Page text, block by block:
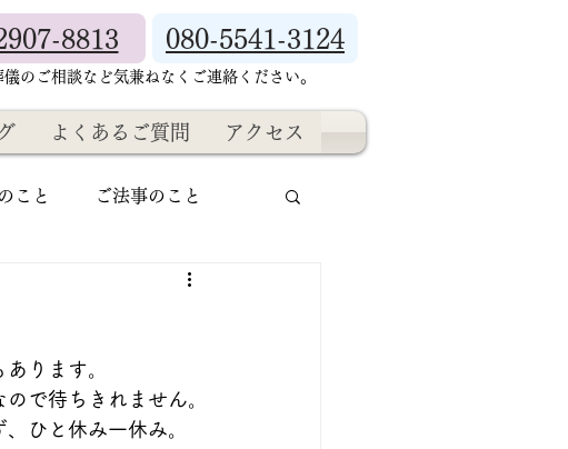
8813 080-5541-3124
のご相談など気兼ねなくご連絡ください。
よくあるご質問 アクセス
こと ご法事のこと
ります。
で待ちきれません。
ひと休み一休み。